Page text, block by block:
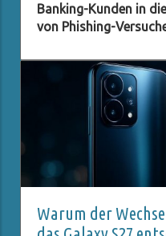
Banking-Kunden in
von Phishing-
offizielle Institutionen
gefälschte E-Mails an
gelangen. In diesem
ChipTAN-Update als
unsuspecting Kunden
Website zu locken.
nicht neu, doch die
Betrüger entwickeln
ist entscheidend, über
Entwicklungen
Warum der